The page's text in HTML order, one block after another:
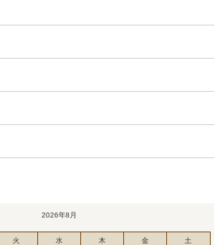
2026年8月
火 水 木 金 土